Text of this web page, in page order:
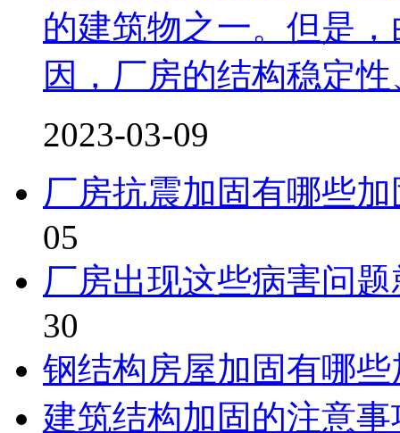
的建筑物之一。但是
因，厂房的结构稳定
2023-03-09
厂房抗震加固有哪些
05
厂房出现这些病害问
30
钢结构房屋加固有哪
建筑结构加固的注意